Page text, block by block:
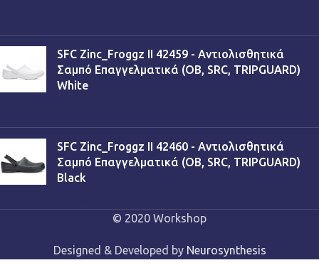
SFC Zinc_Froggz II 42459 - Αντιολισθητικά
Σαμπό Επαγγελματικά (OB, SRC, TRIPGUARD)
White
SFC Zinc_Froggz II 42460 - Αντιολισθητικά
Σαμπό Επαγγελματικά (OB, SRC, TRIPGUARD)
Black
© 2020 Workshop
Designed & Developed by Neurosynthesis